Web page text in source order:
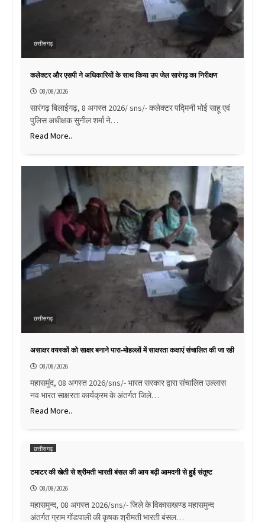
छत्तीसगढ़
कलेक्टर और एसपी ने अधिकारियों के साथ किया उप जेल सारंगढ़ का निरीक्षण
08/08/2026
सारंगढ़ बिलाईगढ़, 8 अगस्त 2026/ sns/- कलेक्टर पद्मिनी भोई साहू एवं
पुलिस अधीक्षक सुनील शर्मा ने…
Read More..
छत्तीसगढ़
असाक्षर वयस्कों को साक्षर बनाने पारा-मोहल्लों में साक्षरता कक्षाएं संचालित की जा रही
08/08/2026
महासमुंद, 08 अगस्त 2026/sns/- भारत सरकार द्वारा संचालित उल्लास
नव भारत साक्षरता कार्यक्रम के अंतर्गत जिले…
Read More..
छत्तीसगढ़
टमाटर की खेती से श्रीमती भारती बंसल की आय बढ़ी आमदनी से हुई संतुष्ट
08/08/2026
महासमुन्द, 08 अगस्त 2026/sns/- जिले के विकासखण्ड महासमुन्द
अंतर्गत ग्राम गोंडपाली की कृषक श्रीमती भारती बंसल…